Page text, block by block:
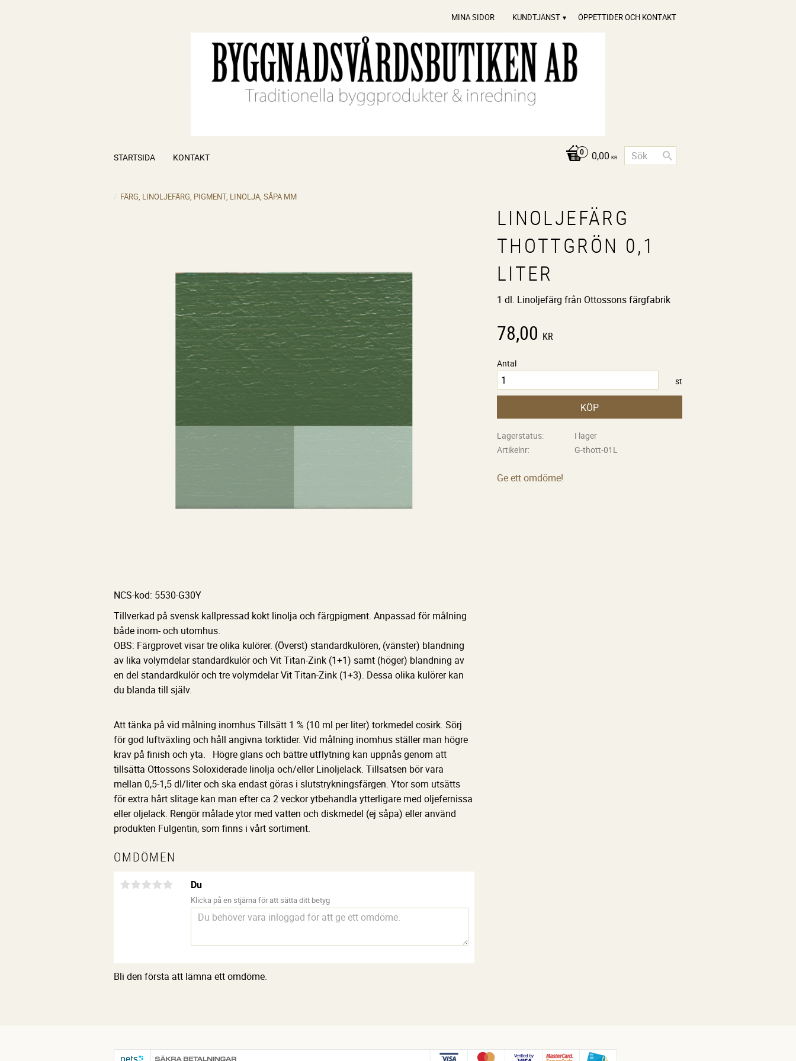
MINA SIDOR KUNDTJÄNST ÖPPETTIDER OCH KONTAKT
0,00 KR
STARTSIDA KONTAKT
FÄRG, LINOLJEFÄRG, PIGMENT, LINOLJA, SÅPA MM
LINOLJEFÄRG
THOTTGRÖN 0,1
LITER
1 dl. Linoljefärg från Ottossons färgfabrik
78,00 KR
Antal
st
KÖP
Lagerstatus
I lager
Artikelnr
G-thott-01L
Ge ett omdöme!
NCS-kod: 5530-G30Y
Tillverkad på svensk kallpressad kokt linolja och färgpigment. Anpassad för målning
både inom- och utomhus.
OBS: Färgprovet visar tre olika kulörer. (Överst) standardkulören, (vänster) blandning
av lika volymdelar standardkulör och Vit Titan-Zink (1+1) samt (höger) blandning av
en del standardkulör och tre volymdelar Vit Titan-Zink (1+3). Dessa olika kulörer kan
du blanda till själv.
Att tänka på vid målning inomhus Tillsätt 1 % (10 ml per liter) torkmedel cosirk. Sörj
för god luftväxling och håll angivna torktider. Vid målning inomhus ställer man högre
krav på finish och yta. Högre glans och bättre utflytning kan uppnås genom att
tillsätta Ottossons Soloxiderade linolja och/eller Linoljelack. Tillsatsen bör vara
mellan 0,5-1,5 dl/liter och ska endast göras i slutstrykningsfärgen. Ytor som utsätts
för extra hårt slitage kan man efter ca 2 veckor ytbehandla ytterligare med oljefernissa
eller oljelack. Rengör målade ytor med vatten och diskmedel (ej såpa) eller använd
produkten Fulgentin, som finns i vårt sortiment.
OMDÖMEN
Du
Klicka på en stjärna för att sätta ditt betyg
Bli den första att lämna ett omdöme.